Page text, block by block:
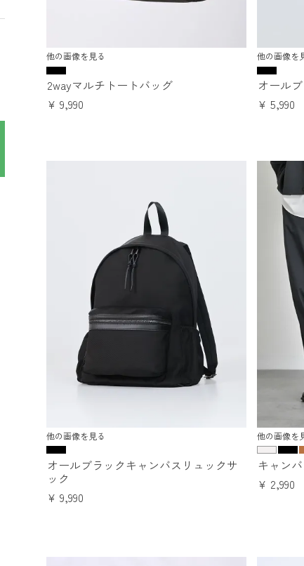
他の画像を見る
2wayマルチトートバッグ
¥ 9,990
他の画像を
オール
¥ 5,990
他の画像を見る
オールブラックキャンバスリュックサ
ック
¥ 9,990
他の画像を
キャン
¥ 2,990